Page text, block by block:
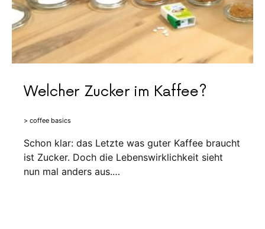
Welcher Zucker im Kaffee?
> coffee basics
Schon klar: das Letzte was guter Kaffee braucht
ist Zucker. Doch die Lebenswirklichkeit sieht
nun mal anders aus.…